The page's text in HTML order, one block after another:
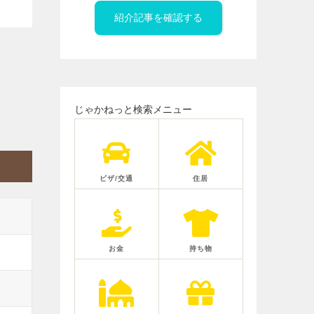
紹介記事を確認する
じゃかねっと検索メニュー
ビザ/交通 住居
お金 持ち物